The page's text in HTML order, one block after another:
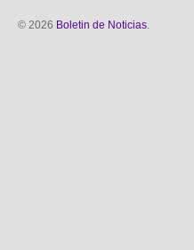
© 2026 Boletin de Noticias.